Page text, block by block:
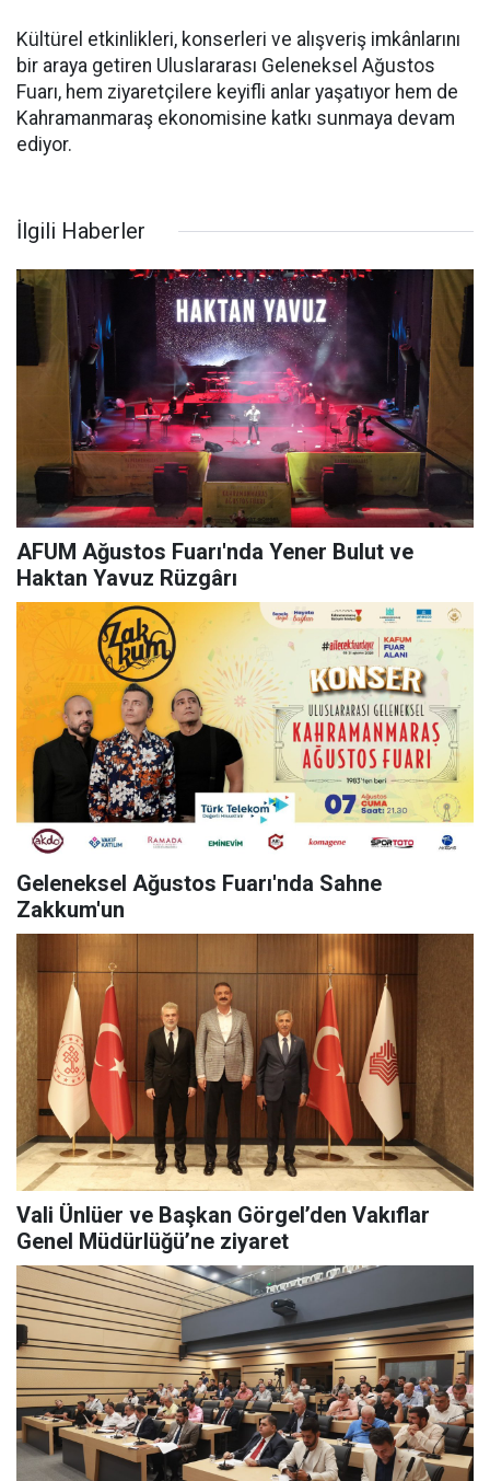
Kültürel etkinlikleri, konserleri ve alışveriş imkânlarını
bir araya getiren Uluslararası Geleneksel Ağustos
Fuarı, hem ziyaretçilere keyifli anlar yaşatıyor hem de
Kahramanmaraş ekonomisine katkı sunmaya devam
ediyor.
İlgili Haberler
AFUM Ağustos Fuarı'nda Yener Bulut ve
Haktan Yavuz Rüzgârı
Geleneksel Ağustos Fuarı'nda Sahne
Zakkum'un
Vali Ünlüer ve Başkan Görgel’den Vakıflar
Genel Müdürlüğü’ne ziyaret